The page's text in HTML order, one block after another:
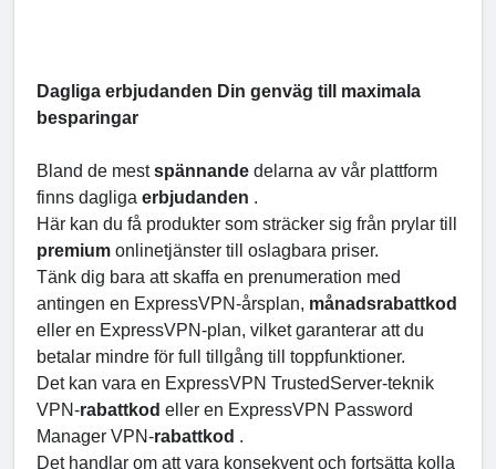
Dagliga erbjudanden Din genväg till maximala
besparingar
Bland de mestspännande delarna av vår plattform
finns dagliga erbjudanden .
Här kan du få produkter som sträcker sig från prylar till
premium onlinetjänster till oslagbara priser.
Tänk dig bara att skaffa en prenumeration med
antingen en ExpressVPN-årsplan, månadsrabattkod
eller en ExpressVPN-plan, vilket garanterar att du
betalar mindre för full tillgång till toppfunktioner.
Det kan vara en ExpressVPN TrustedServer-teknik
VPN-rabattkod eller en ExpressVPN Password
Manager VPN-rabattkod .
Det handlar om att vara konsekvent och fortsätta kolla